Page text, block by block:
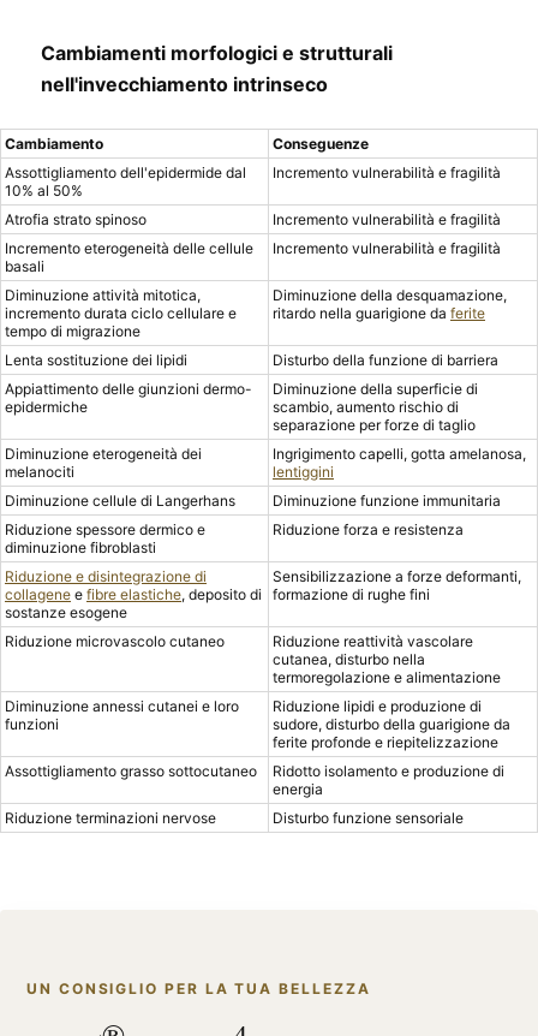
Cambiamenti morfologici e strutturali
nell'invecchiamento intrinseco
Cambiamento
Conseguenze
Assottigliamento dell'epidermide dal
10% al 50%
Incremento vulnerabilità e fragilità
Atrofia strato spinoso
Incremento vulnerabilità e fragilità
Incremento eterogeneità delle cellule
basali
Incremento vulnerabilità e fragilità
Diminuzione attività mitotica,
incremento durata ciclo cellulare e
tempo di migrazione
Diminuzione della desquamazione,
ritardo nella guarigione da ferite
Lenta sostituzione dei lipidi
Disturbo della funzione di barriera
Appiattimento delle giunzioni dermo-
epidermiche
Diminuzione della superficie di
scambio, aumento rischio di
separazione per forze di taglio
Diminuzione eterogeneità dei
melanociti
Ingrigimento capelli, gotta amelanosa,
lentiggini
Diminuzione cellule di Langerhans
Diminuzione funzione immunitaria
Riduzione spessore dermico e
diminuzione fibroblasti
Riduzione forza e resistenza
Riduzione e disintegrazione di
collagene e fibre elastiche, deposito di
sostanze esogene
Sensibilizzazione a forze deformanti,
formazione di rughe fini
Riduzione microvascolo cutaneo
Riduzione reattività vascolare
cutanea, disturbo nella
termoregolazione e alimentazione
Diminuzione annessi cutanei e loro
funzioni
Riduzione lipidi e produzione di
sudore, disturbo della guarigione da
ferite profonde e riepitelizzazione
Assottigliamento grasso sottocutaneo
Ridotto isolamento e produzione di
energia
Riduzione terminazioni nervose
Disturbo funzione sensoriale
UN CONSIGLIO PER LA TUA BELLEZZA